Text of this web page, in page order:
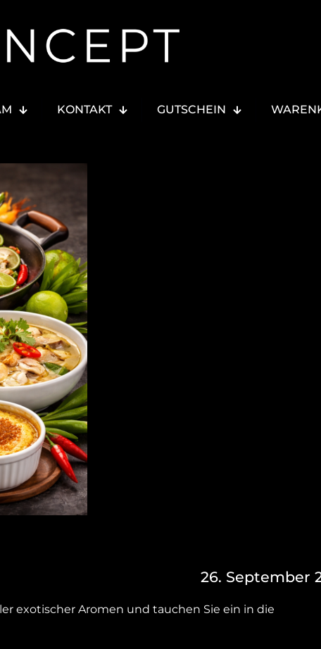
KONTAKT GUTSCHEIN
26. September
exotischer Aromen und tauchen Sie ein in die